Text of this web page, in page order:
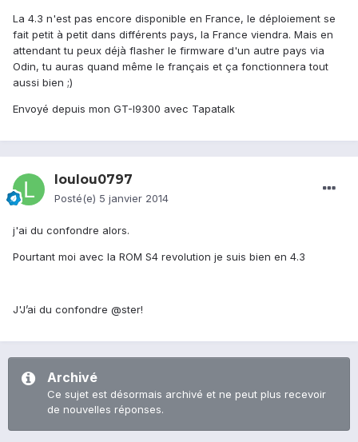
La 4.3 n'est pas encore disponible en France, le déploiement se
fait petit à petit dans différents pays, la France viendra. Mais en
attendant tu peux déjà flasher le firmware d'un autre pays via
Odin, tu auras quand même le français et ça fonctionnera tout
aussi bien ;)
Envoyé depuis mon GT-I9300 avec Tapatalk
loulou0797
Posté(e) 5 janvier 2014
j'ai du confondre alors.
Pourtant moi avec la ROM S4 revolution je suis bien en 4.3
J'J’ai du confondre @ster!
Archivé
Ce sujet est désormais archivé et ne peut plus recevoir
de nouvelles réponses.